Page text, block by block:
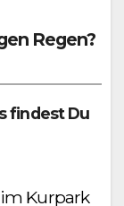
Regen?
findest Du
Kurpark